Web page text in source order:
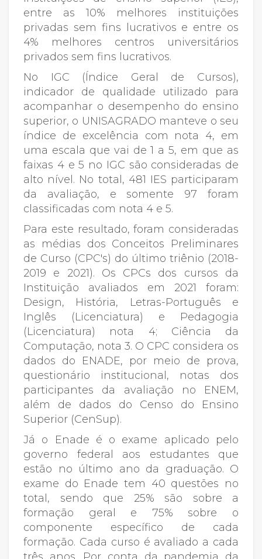
entre as 10% melhores instituições
privadas sem fins lucrativos e entre os
4% melhores centros universitários
privados sem fins lucrativos.
No IGC (Índice Geral de Cursos),
indicador de qualidade utilizado para
acompanhar o desempenho do ensino
superior, o UNISAGRADO manteve o seu
índice de excelência com nota 4, em
uma escala que vai de 1 a 5, em que as
faixas 4 e 5 no IGC são consideradas de
alto nível. No total, 481 IES participaram
da avaliação, e somente 97 foram
classificadas com nota 4 e 5.
Para este resultado, foram consideradas
as médias dos Conceitos Preliminares
de Curso (CPC's) do último triênio (2018-
2019 e 2021). Os CPCs dos cursos da
Instituição avaliados em 2021 foram:
Design, História, Letras-Português e
Inglês (Licenciatura) e Pedagogia
(Licenciatura) nota 4; Ciência da
Computação, nota 3. O CPC considera os
dados do ENADE, por meio de prova,
questionário institucional, notas dos
participantes da avaliação no ENEM,
além de dados do Censo do Ensino
Superior (CenSup).
Já o Enade é o exame aplicado pelo
governo federal aos estudantes que
estão no último ano da graduação. O
exame do Enade tem 40 questões no
total, sendo que 25% são sobre a
formação geral e 75% sobre o
componente específico de cada
formação. Cada curso é avaliado a cada